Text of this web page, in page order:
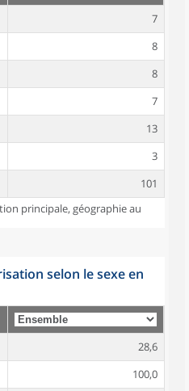
7
8
8
7
13
3
101
principale, géographie au
selon le sexe en
28,6
100,0